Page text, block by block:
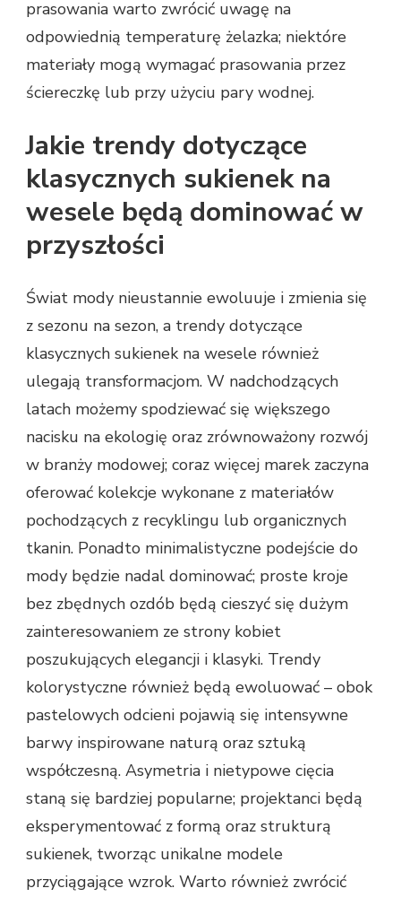
prasowania warto zwrócić uwagę na
odpowiednią temperaturę żelazka; niektóre
materiały mogą wymagać prasowania przez
ściereczkę lub przy użyciu pary wodnej.
Jakie trendy dotyczące
klasycznych sukienek na
wesele będą dominować w
przyszłości
Świat mody nieustannie ewoluuje i zmienia się
z sezonu na sezon, a trendy dotyczące
klasycznych sukienek na wesele również
ulegają transformacjom. W nadchodzących
latach możemy spodziewać się większego
nacisku na ekologię oraz zrównoważony rozwój
w branży modowej; coraz więcej marek zaczyna
oferować kolekcje wykonane z materiałów
pochodzących z recyklingu lub organicznych
tkanin. Ponadto minimalistyczne podejście do
mody będzie nadal dominować; proste kroje
bez zbędnych ozdób będą cieszyć się dużym
zainteresowaniem ze strony kobiet
poszukujących elegancji i klasyki. Trendy
kolorystyczne również będą ewoluować – obok
pastelowych odcieni pojawią się intensywne
barwy inspirowane naturą oraz sztuką
współczesną. Asymetria i nietypowe cięcia
staną się bardziej popularne; projektanci będą
eksperymentować z formą oraz strukturą
sukienek, tworząc unikalne modele
przyciągające wzrok. Warto również zwrócić